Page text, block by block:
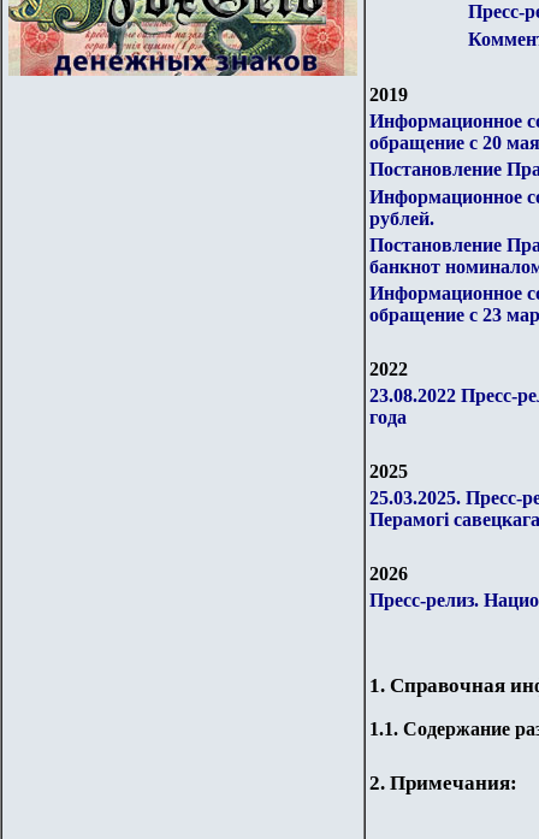
Пресс-
2019
Информационное
обращение с 20
Постановление
Информационное
рублей.
Постановление
банкнот
Информационное
обращение с 23
2022
23.08.2022 Пресс-
года
2025
25.03.2025. Пресс-
Перамогі
2026
Пресс-релиз.
1. Справочная
1.1. Содержание
2. Примечания: